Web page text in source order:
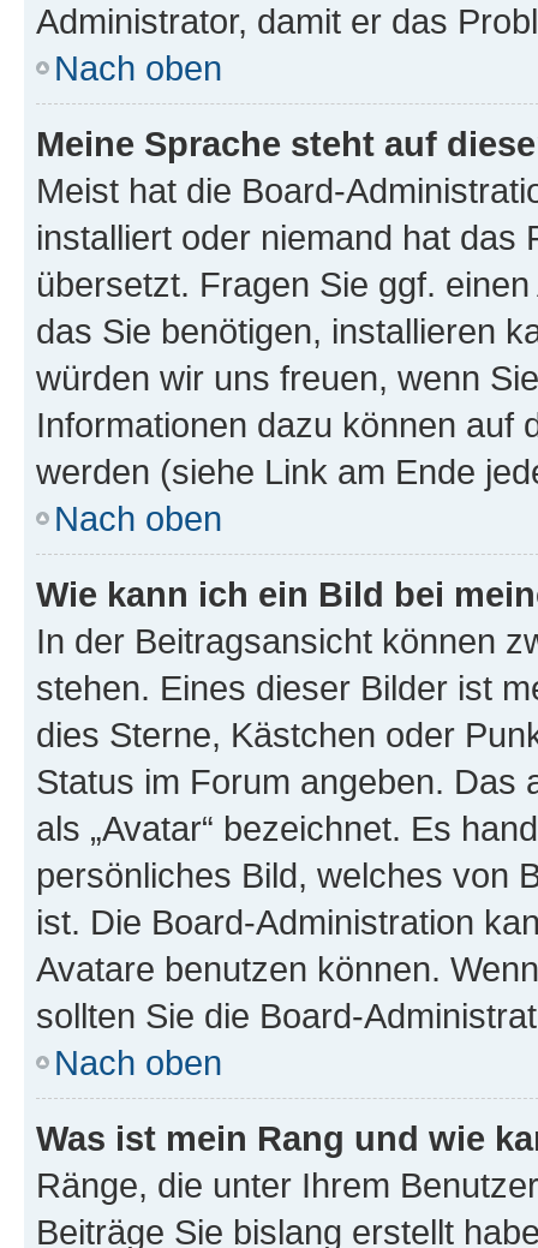
Administrator, damit er das
Nach oben
Meine Sprache steht auf
Meist hat die Board-
installiert oder niemand hat das
übersetzt. Fragen Sie ggf.
das Sie benötigen, installieren
würden wir uns freuen, wenn
Informationen dazu können auf
werden (siehe Link am Ende
Nach oben
Wie kann ich ein Bild bei
In der Beitragsansicht können
stehen. Eines dieser Bilder ist
dies Sterne, Kästchen oder
Status im Forum angeben. Das
als „Avatar“ bezeichnet. Es
persönliches Bild, welches von
ist. Die Board-Administration
Avatare benutzen können.
sollten Sie die Board-
Nach oben
Was ist mein Rang und wie
Ränge, die unter Ihrem
Beiträge Sie bislang erstellt